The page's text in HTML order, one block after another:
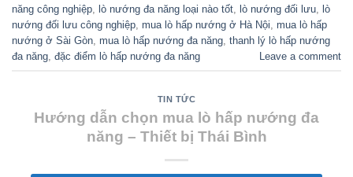
năng công nghiệp lò nướng đa năng loại nào tốt lò nướng đối lưu lò
nướng đối lưu công nghiệp mua lò hấp nướng ở Hà Nội mua lò hấp
nướng ở Sài Gòn mua lò hấp nướng đa năng thanh lý lò hấp nướng
đa năng đặc điểm lò hấp nướng đa năng Leave a comment
TIN TỨC
Hướng dẫn chọn mua lò hấp nướng đa
năng – Thiết bị Thái Bình